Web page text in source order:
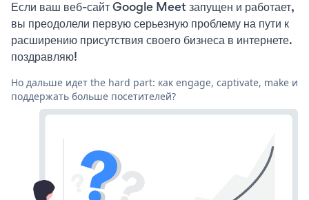
Если ваш веб-сайт Google Meet запущен и работает,
вы преодолели первую серьезную проблему на пути к
расширению присутствия своего бизнеса в интернете.
поздравляю!
Но дальше идет the hard part: как engage, captivate, make и
поддержать больше посетителей?